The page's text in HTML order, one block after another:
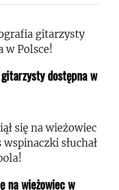
dostępna w
na wieżowiec w